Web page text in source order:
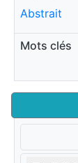
Abstrait
Mots clés